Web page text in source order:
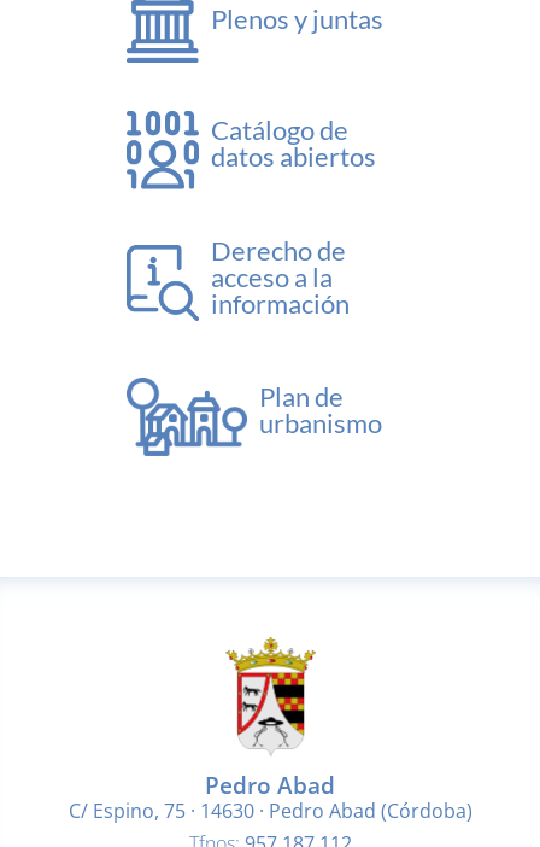
Plenos y juntas
Catálogo de
datos abiertos
Derecho de
acceso a la
información
Plan de
urbanismo
Pedro Abad
C/ Espino, 75 · 14630 · Pedro Abad (Córdoba)